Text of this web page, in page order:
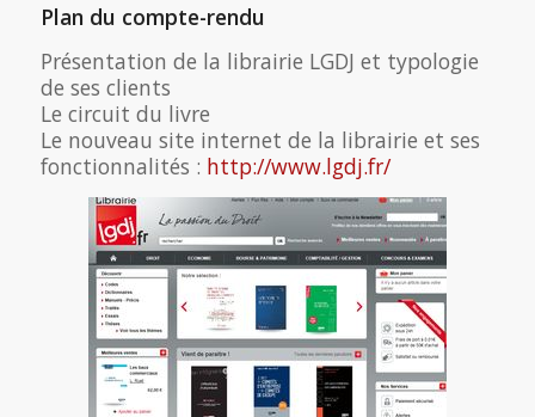
Plan du compte-rendu
Présentation de la librairie LGDJ et typologie
de ses clients
Le circuit du livre
Le nouveau site internet de la librairie et ses
fonctionnalités : http://www.lgdj.fr/